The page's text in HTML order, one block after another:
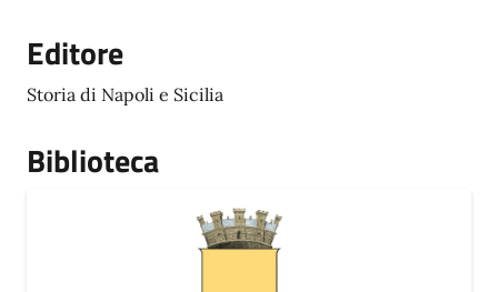
Editore
Storia di Napoli e Sicilia
Biblioteca